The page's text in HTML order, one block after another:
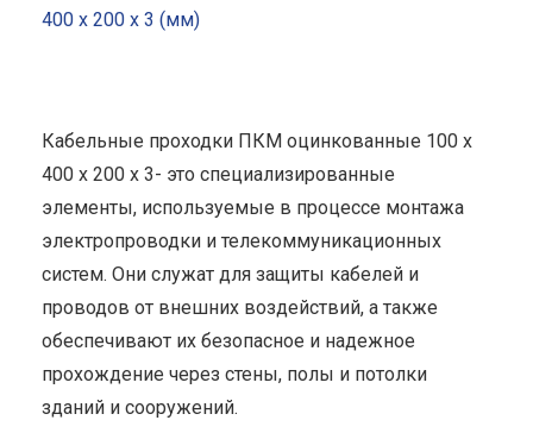
400 x 200 x 3 (мм)
Кабельные проходки ПКМ оцинкованные 100 x
400 x 200 x 3- это специализированные
элементы, используемые в процессе монтажа
электропроводки и телекоммуникационных
систем. Они служат для защиты кабелей и
проводов от внешних воздействий, а также
обеспечивают их безопасное и надежное
прохождение через стены, полы и потолки
зданий и сооружений.